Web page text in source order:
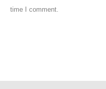
time I comment.